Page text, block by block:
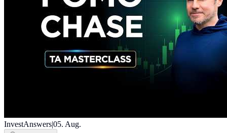
InvestAnswers|05. Aug.